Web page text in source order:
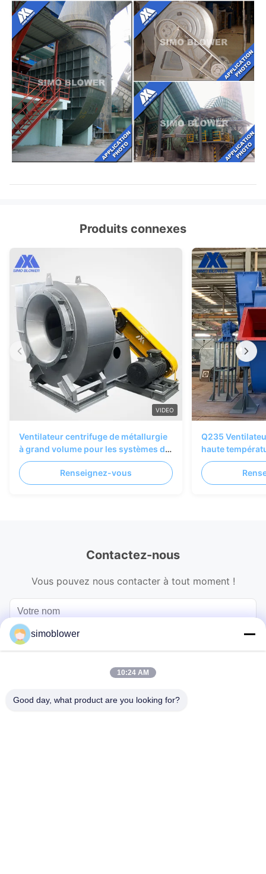
Produits connexes
VIDEO
Ventilateur centrifuge de métallurgie
à grand volume pour les systèmes de
ventilation industrielle et d'air de four
Renseignez-vous
Q235
haute
Contactez-nous
Vous pouvez nous contacter à tout moment !
simoblower
10:24 AM
Good day, what product are you looking for?